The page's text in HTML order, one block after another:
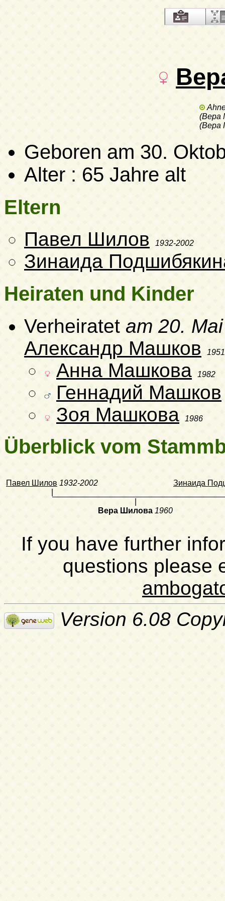
(Вера
(Вера
Geboren am 30.
Alter : 65 Jahre alt
Eltern
Павел Шилов 1932-2002
Зинаида
Heiraten und Kinder
Verheiratet am 20.
Александр Машков
Анна Машкова 1982
Геннадий Машков
Зоя Машкова
1986
Überblick vom
Павел Шилов 1932-2002
Зинаида
Вера Шилова 1960
If you have further
questions please
Version 6.08